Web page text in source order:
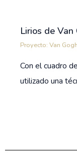
Lirios de Van
Proyecto: Van Gogh
Con el cuadro
utilizado una